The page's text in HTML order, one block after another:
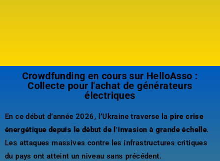
Crowdfunding en cours sur HelloAsso :
Collecte pour l'achat de générateurs
électriques
En ce début d’année 2026, l’Ukraine traverse lapire crise
énergétique depuis le début de l’invasion à grande échelle.
Les attaques massives contre les infrastructures critiques
du pays ont atteint un niveau sans précédent.